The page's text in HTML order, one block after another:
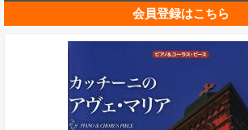
会員登録はこちら